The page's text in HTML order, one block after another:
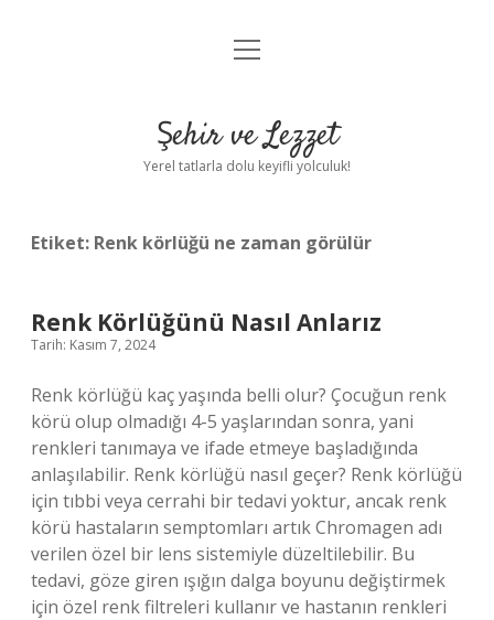
Anasayfa
Yasal Uyarı
menüyü
Şehir ve Lezzet
Yerel tatlarla dolu keyifli yolculuk!
Etiket: Renk körlüğü ne zaman görülür
Renk Körlüğünü Nasıl Anlarız
Tarih: Kasım 7, 2024
Renk körlüğü kaç yaşında belli olur? Çocuğun renk
körü olup olmadığı 4-5 yaşlarından sonra, yani
renkleri tanımaya ve ifade etmeye başladığında
anlaşılabilir. Renk körlüğü nasıl geçer? Renk körlüğü
için tıbbi veya cerrahi bir tedavi yoktur, ancak renk
körü hastaların semptomları artık Chromagen adı
verilen özel bir lens sistemiyle düzeltilebilir. Bu
tedavi, göze giren ışığın dalga boyunu değiştirmek
için özel renk filtreleri kullanır ve hastanın renkleri